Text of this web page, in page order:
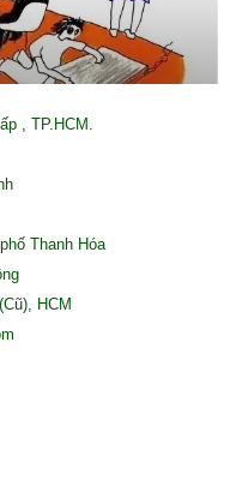
, TP.HCM.
Thanh Hóa
HCM